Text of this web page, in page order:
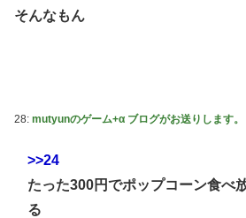
そんなもん
28: mutyunのゲーム+α ブログがお送りします。
>>24
たった300円でポップコーン食べ
る